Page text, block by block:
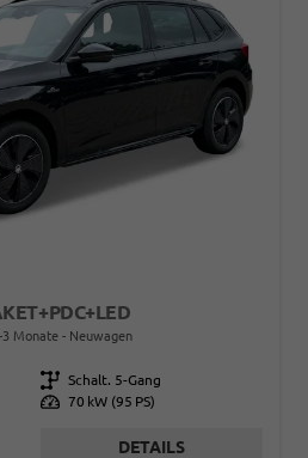
3 Monate Neuwagen
Getriebe Schalt. 5-Gang
Leistung 70 kW (95 PS)
DETAILS